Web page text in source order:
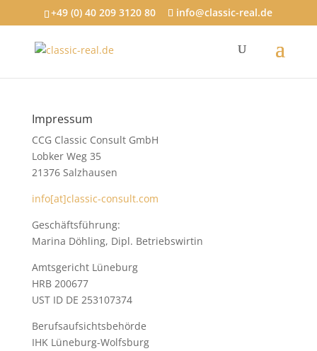
+49 (0) 40 209 3120 80 info@classic-real.de
Impressum
CCG Classic Consult GmbH
Lobker Weg 35
21376 Salzhausen
info[at]classic-consult.com
Geschäftsführung:
Marina Döhling, Dipl. Betriebswirtin
Amtsgericht Lüneburg
HRB 200677
UST ID DE 253107374
Berufsaufsichtsbehörde
IHK Lüneburg-Wolfsburg